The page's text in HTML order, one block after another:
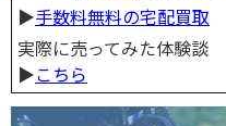
▶︎手数料無料の宅配買取
実際に売ってみた体験談
▶︎こちら